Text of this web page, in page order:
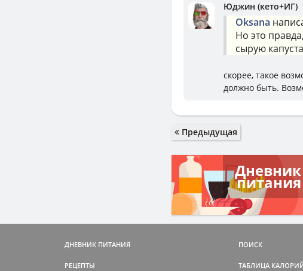
Юджин (кето+ИГ)
Oksana
Но это
сырую
скорее, такое
должно быть.
Предыдущая
Дневник
питания
ДНЕВНИК ПИТАНИЯ
РЕЦЕПТЫ
ПОИСК
ТАБЛИЦА